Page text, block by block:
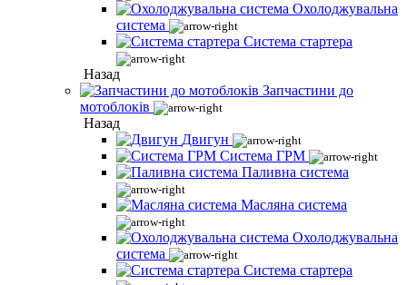
Охолоджувальна
система
Система стартера
Назад
Запчастини до
мотоблоків
Назад
Двигун
Система ГРМ
Паливна система
Масляна система
Охолоджувальна
система
Система стартера